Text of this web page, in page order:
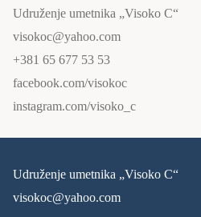
Udruženje umetnika „Visoko C“
visokoc@yahoo.com
+381 65 677 53 53
facebook.com/visokoc
instagram.com/visoko_c
Udruženje umetnika „Visoko C“
visokoc@yahoo.com